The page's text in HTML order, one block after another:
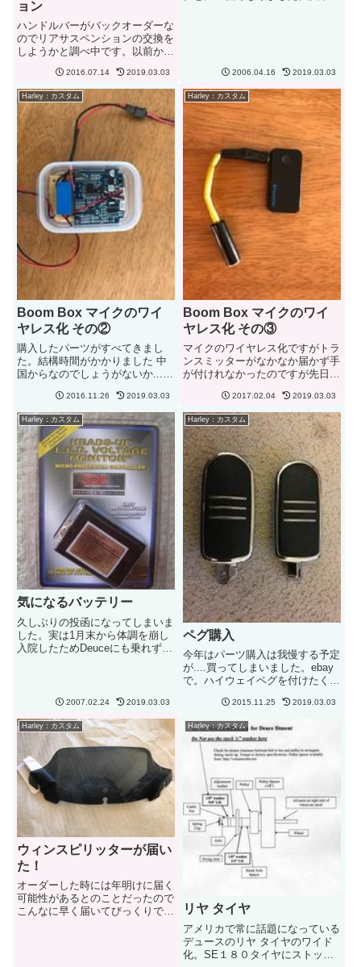
ョン
ハンドルバーがバックオーダーな
のでリアサスペンションの交換を
しようかと調べ中です。以前から
イドサスペンションです。去年調
べたときは安いセットで＄199だ
ったのに一律＄399になっていま
した。その代りサ...
2016.07.14 2019.03.03 2006.04.16 2019.03.03
Harley：カスタム
Boom Box マイクのワイ
ヤレス化 その②
購入したパーツがすべてきまし
た。結構時間がかかりました 中
国からなのでしょうがないか....
ょっと細工をしてみました。電源
が入っていないとマイク出力がで
きないため電源OFFでリレー経由
にてマイクの音声を出力。こ...
2016.11.26 2019.03.03
Harley：カスタム
Boom Box マイクのワイ
ヤレス化 その③
マイクのワイヤレス化ですがトラ
ンスミッターがなかなか届かず手
が付けれなかったのですが先日や
日で届くとのことでしたが1か月
以上かかっています。マイクとし
て使用する場合は本体に内蔵され
ているマイクを使用とのことで
す...
2017.02.04 2019.03.03
Harley：カスタム
気になるバッテリー
久しぶりの投函になってしまいま
した。実は1月末から体調を崩し
入院したためDeuceにも乗れず結
で、バッテリーの寿命ってどのく
2007.02.24 2019.03.03
Harley：カスタム
ペグ購入
今年はパーツ購入は我慢する予定
が....買ってしまいました。ebay
で。ハイウェイペグを付けたくて
イナーのペグです。先週の金曜日
に購入。月曜日に届きました。な
んでも2016年モデルからはずし
たものとのこと。eb...
2015.11.25 2019.03.03
Harley：カスタム
ウィンスピリッターが届い
た！
オーダーした時には年明けに届く
可能性があるとのことだったので
こんなに早く届いてびっくりで
Harley：カスタム
リヤ タイヤ
アメリカで常に話題になっている
デュースのリヤ タイヤのワイド
化。SE１８０タイヤにストック